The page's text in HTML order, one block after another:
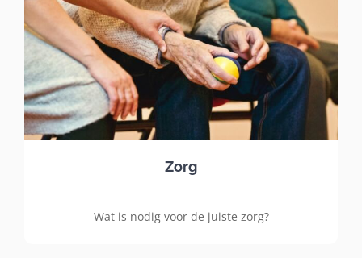
Zorg
Wat is nodig voor de juiste zorg?